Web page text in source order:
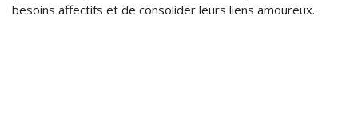
besoins affectifs et de consolider leurs liens amoureux.